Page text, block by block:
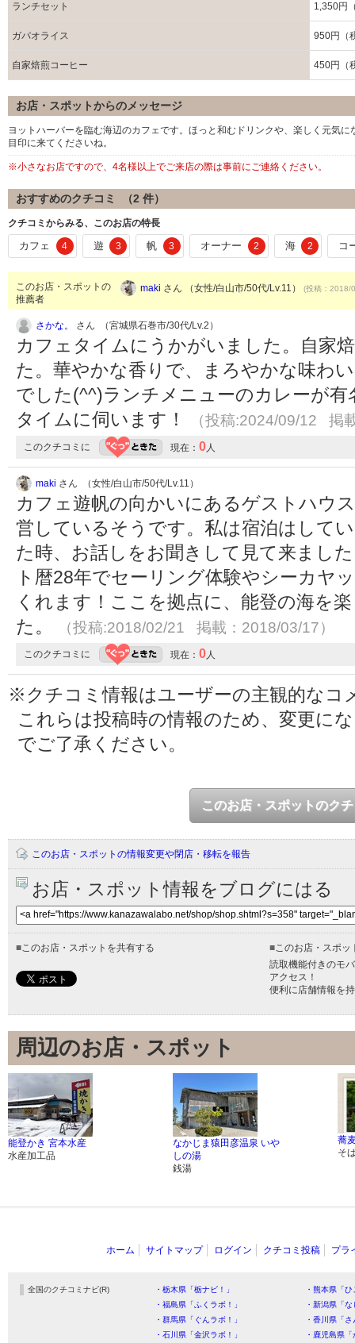
ランチセット 1,350円
ガパオライス 950円（
自家焙煎コーヒー 450円（
お店・スポットからのメッセージ
ヨットハーバーを臨む海辺のカフェです。ほっと和むドリンクや、楽しく元気
目印に来てくださいね。
※小さなお店ですので、4名様以上でご来店の際は事前にご連絡ください。
おすすめのクチコミ （2 件）
クチコミからみる、このお店の特長
カフェ 4 遊 3 帆 3 オーナー 2 海 2 コ
このお店・スポットの
推薦者
maki さん （女性/白山市/50代/Lv.11） (投稿：2018/
さかな。 さん （宮城県石巻市/30代/Lv.2）
カフェタイムにうかがいました。自家
た。華やかな香りで、まろやかな味わ
でした(^^)ランチメニューのカレーが
タイムに伺います！
（投稿:2024/09/12 掲
このクチコミに 現在： 0 人
maki さん （女性/白山市/50代/Lv.11）
カフェ遊帆の向かいにあるゲストハウ
営しているそうです。私は宿泊はして
た時、お話しをお聞きして見て来まし
ト暦28年でセーリング体験やシーカヤ
くれます！ここを拠点に、能登の海を
た。
（投稿:2018/02/21 掲載：2018/03/17）
このクチコミに 現在： 0 人
※クチコミ情報はユーザーの主観的なコ
これらは投稿時の情報のため、変更に
でご了承ください。
このお店・スポットのク
このお店・スポットの情報変更や閉店・移転を報告
お店・スポット情報をブログにはる
■ このお店・スポットを共有する ■ このお店・スポ
読取機能付きのモ
アクセス！
便利に店舗情報を
周辺のお店・スポット
能登かき 宮本水産
水産加工品
なかじま猿田彦温泉 いや
しの湯
銭湯
蕎
そ
ホーム サイトマップ ログイン クチコミ投稿 プラ
全国のクチコミナビ(R) ・栃木県「栃ナビ！」
・熊本県「
・福島県「ふくラボ！」
・新潟県「
・群馬県「ぐんラボ！」
・香川県「
・石川県「金沢ラボ！」
・鹿児島県